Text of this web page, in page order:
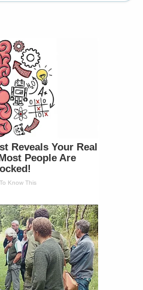
Reveals Your Real
People Are
Know This